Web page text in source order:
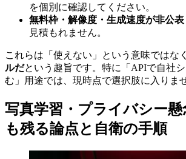
を個別に確認してください。
無料枠・解像度・生成速度が非公表
見積もれません。
これらは「使えない」という意味ではなく
ルだという趣旨です。特に「APIで自社
む」用途では、現時点で選択肢に入りま
写真学習・プライバシー懸
も残る論点と自衛の手順